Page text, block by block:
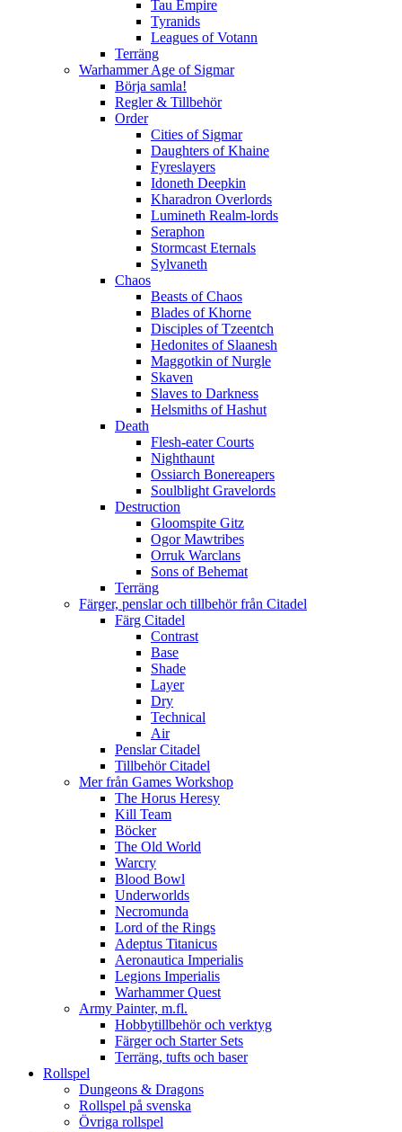
Tau Empire
Tyranids
Leagues of Votann
Terräng
Warhammer Age of Sigmar
Börja samla!
Regler & Tillbehör
Order
Cities of Sigmar
Daughters of Khaine
Fyreslayers
Idoneth Deepkin
Kharadron Overlords
Lumineth Realm-lords
Seraphon
Stormcast Eternals
Sylvaneth
Chaos
Beasts of Chaos
Blades of Khorne
Disciples of Tzeentch
Hedonites of Slaanesh
Maggotkin of Nurgle
Skaven
Slaves to Darkness
Helsmiths of Hashut
Death
Flesh-eater Courts
Nighthaunt
Ossiarch Bonereapers
Soulblight Gravelords
Destruction
Gloomspite Gitz
Ogor Mawtribes
Orruk Warclans
Sons of Behemat
Terräng
Färger, penslar och tillbehör från Citadel
Färg Citadel
Contrast
Base
Shade
Layer
Dry
Technical
Air
Penslar Citadel
Tillbehör Citadel
Mer från Games Workshop
The Horus Heresy
Kill Team
Böcker
The Old World
Warcry
Blood Bowl
Underworlds
Necromunda
Lord of the Rings
Adeptus Titanicus
Aeronautica Imperialis
Legions Imperialis
Warhammer Quest
Army Painter, m.fl.
Hobbytillbehör och verktyg
Färger och Starter Sets
Terräng, tufts och baser
Rollspel
Dungeons & Dragons
Rollspel på svenska
Övriga rollspel